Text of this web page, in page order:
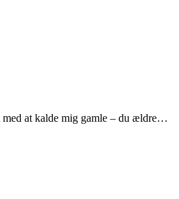
med at kalde mig gamle – du ældre…